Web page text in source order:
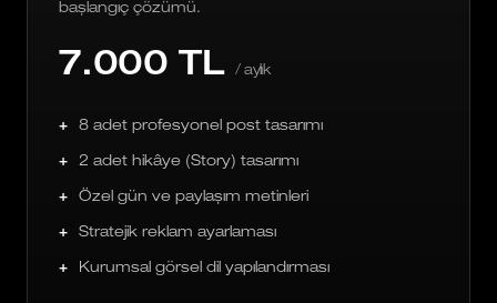
başlangıç çözümü.
7.000 TL/ aylık
8 adet profesyonel post tasarımı
2 adet hikâye (Story) tasarımı
Özel gün ve paylaşım metinleri
Stratejik reklam ayarlaması
Kurumsal görsel dil yapılandırması